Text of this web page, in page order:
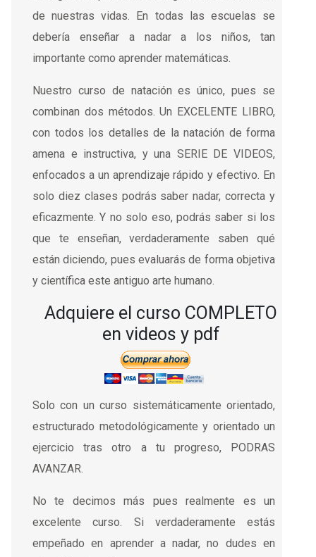
de nuestras vidas. En todas las escuelas se
debería enseñar a nadar a los niños, tan
importante como aprender matemáticas.
Nuestro curso de natación es único, pues se
combinan dos métodos. Un EXCELENTE LIBRO,
con todos los detalles de la natación de forma
amena e instructiva, yuna SERIE DE VIDEOS,
enfocados a un aprendizaje rápido y efectivo. En
solo diez clases podrás saber nadar, correcta y
eficazmente. Y no solo eso, podrás saber si los
que te enseñan, verdaderamente saben qué
están diciendo, pues evaluarás de forma objetiva
y científica este antiguo arte humano.
Adquiere el curso COMPLETO
en videos y pdf
Solo con un curso sistemáticamente orientado,
estructurado metodológicamente y orientado un
ejercicio tras otro a tu progreso, PODRAS
AVANZAR.
No te decimos más pues realmente es un
excelente curso. Si verdaderamente estás
empeñado en aprender a nadar, no dudes en